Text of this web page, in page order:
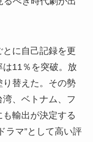
に自己記録を更
11％を突破。放
替えた。その勢
、ベトナム、フ
輸出が決定する
ラマ”として高い評